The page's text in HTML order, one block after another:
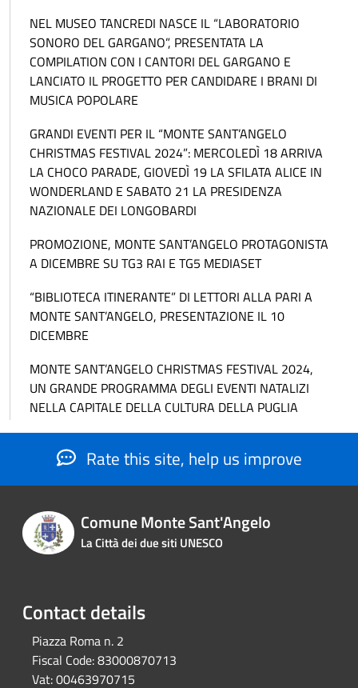
NEL MUSEO TANCREDI NASCE IL “LABORATORIO
SONORO DEL GARGANO”, PRESENTATA LA
COMPILATION CON I CANTORI DEL GARGANO E
LANCIATO IL PROGETTO PER CANDIDARE I BRANI DI
MUSICA POPOLARE
GRANDI EVENTI PER IL “MONTE SANT’ANGELO
CHRISTMAS FESTIVAL 2024”: MERCOLEDÌ 18 ARRIVA
LA CHOCO PARADE, GIOVEDÌ 19 LA SFILATA ALICE IN
WONDERLAND E SABATO 21 LA PRESIDENZA
NAZIONALE DEI LONGOBARDI
PROMOZIONE, MONTE SANT’ANGELO PROTAGONISTA
A DICEMBRE SU TG3 RAI E TG5 MEDIASET
“BIBLIOTECA ITINERANTE” DI LETTORI ALLA PARI A
MONTE SANT’ANGELO, PRESENTAZIONE IL 10
DICEMBRE
MONTE SANT’ANGELO CHRISTMAS FESTIVAL 2024,
UN GRANDE PROGRAMMA DEGLI EVENTI NATALIZI
NELLA CAPITALE DELLA CULTURA DELLA PUGLIA
Rate this site, help us improve
Comune Monte Sant'Angelo
La Città dei due siti UNESCO
Contact details
Piazza Roma n. 2
Fiscal Code:83000870713
Vat:00463970715